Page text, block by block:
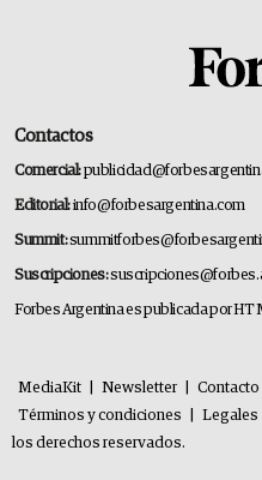
Contactos
Comercial:
Editorial:info@forbesargentina.com
Summit:
Suscripciones:
Forbes Argentina es publicada por HT
MediaKit Newsletter Contacto
Términos y condiciones
Legales
los derechos reservados.